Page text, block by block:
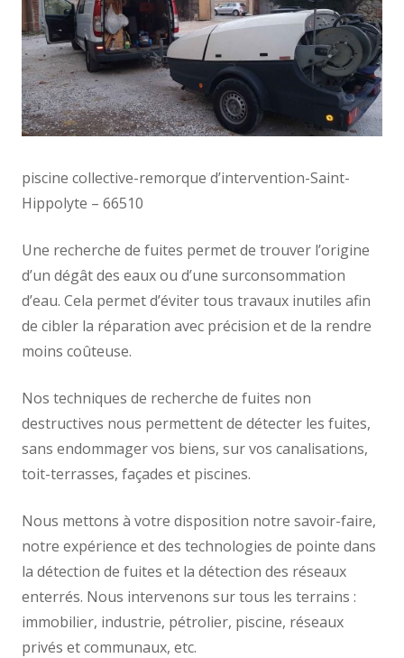
piscine collective-remorque d’intervention-Saint-
Hippolyte – 66510
Une recherche de fuites permet de trouver l’origine
d’un dégât des eaux ou d’une surconsommation
d’eau. Cela permet d’éviter tous travaux inutiles afin
de cibler la réparation avec précision et de la rendre
moins coûteuse.
Nos techniques de recherche de fuites non
destructives nous permettent de détecter les fuites,
sans endommager vos biens, sur vos canalisations,
toit-terrasses, façades et piscines.
Nous mettons à votre disposition notre savoir-faire,
notre expérience et des technologies de pointe dans
la détection de fuites et la détection des réseaux
enterrés. Nous intervenons sur tous les terrains :
immobilier, industrie, pétrolier, piscine, réseaux
privés et communaux, etc.